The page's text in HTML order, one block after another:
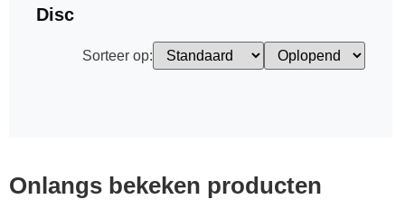
Disc
Sorteer op:
Onlangs bekeken producten